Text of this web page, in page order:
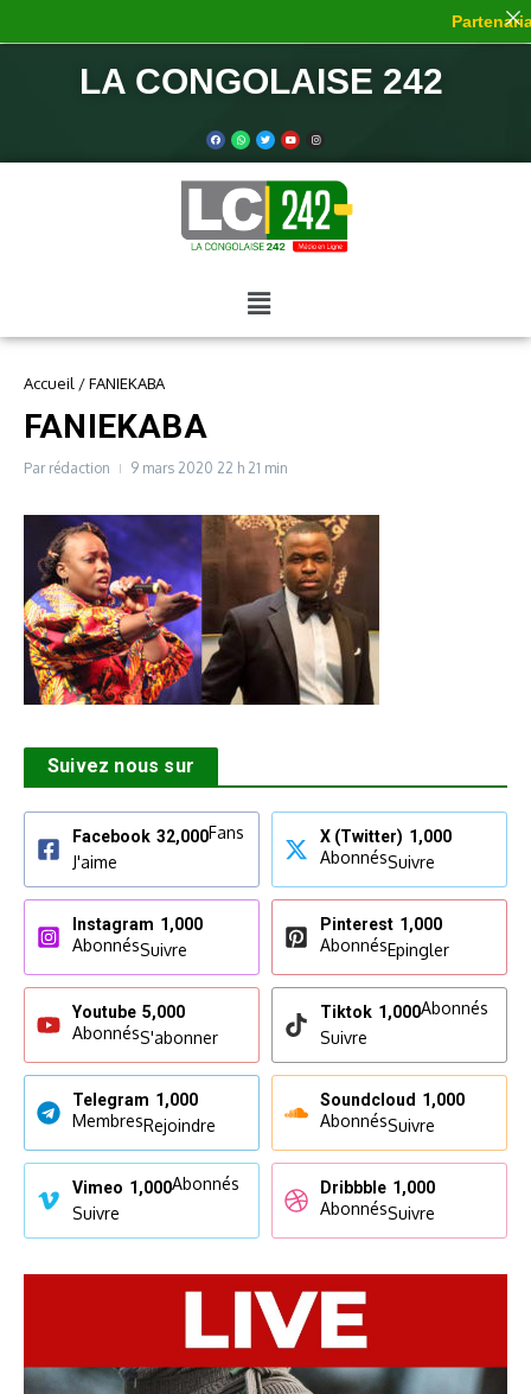
LA CONGOLAISE 242
Accueil /FANIEKABA
FANIEKABA
Par rédaction 9 mars 2020 22 h 21 min
Suivez nous sur
Facebook 32,000Fans
J'aime
X (Twitter) 1,000
AbonnésSuivre
Instagram 1,000
AbonnésSuivre
Pinterest 1,000
AbonnésEpingler
Youtube 5,000
AbonnésS'abonner
Tiktok 1,000Abonnés
Suivre
Telegram 1,000
MembresRejoindre
Soundcloud 1,000
AbonnésSuivre
Vimeo 1,000Abonnés
Suivre
Dribbble 1,000
AbonnésSuivre